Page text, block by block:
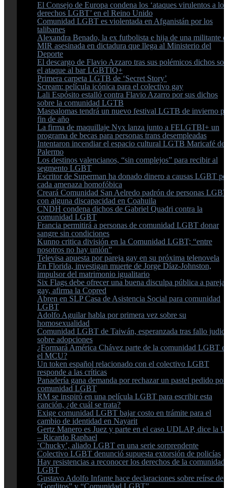
El Consejo de Europa condena los ‘ataques virulentos a los
derechos LGBT’ en el Reino Unido
Comunidad LGBT es violentada en Afganistán por los
talibanes
Alexandra Benado, la ex futbolista e hija de una militante
MIR asesinada en dictadura que llega al Ministerio del
Deporte
El descargo de Flavio Azzaro tras sus polémicos dichos
el ataque al bar LGBTIQ+
Primera carpeta LGTB de ‘Secret Story’
Scream: película icónica para el colectivo gay
Lali Espósito estalló contra Flavio Azarro por sus dichos
sobre la comunidad LGTB
Maspalomas tendrá un nuevo festival LGTB de invierno
fin de año
La firma de maquillaje Nyx lanza junto a FELGTBI+ un
programa de becas para personas trans desempleadas
Intentaron incendiar el espacio cultural LGTB Maricafé de
Palermo
Los destinos valencianos, “sin complejos” para recibir al
segmento LGBT
Escritor de Superman ha donado dinero a causas LGBT
cada amenaza homofóbica
Creará Comunidad San Aelredo padrón de personas LGBT
con alguna discapacidad en Coahuila
CNDH condena dichos de Gabriel Quadri contra la
comunidad LGBT
Francia permitirá a personas de comunidad LGBT donar
sangre sin condiciones
Kunno critica división en la Comunidad LGBT; “entre
nosotros no hay unión”
Televisa apuesta por pareja gay en su próxima telenovela
En Florida, investigan muerte de Jorge Díaz-Johnston,
impulsor del matrimonio igualitario
Six Flags debe ofrecer una buena disculpa pública a pareja
gay, afirma la Copred
Abren en SLP Casa de Asistencia Social para comunidad
LGBT
Adolfo Aguilar habla por primera vez sobre su
homosexualidad
Comunidad LGBT de Taiwán, esperanzada tras fallo
sobre adopciones
¿Formará América Chávez parte de la comunidad LGBT
el MCU?
Un token español relacionado con el colectivo LGBT
responde a las críticas
Panadería gana demanda por rechazar un pastel pedido por
comunidad LGBT
RM se inspiró en una película LGBT para escribir esta
canción, ¿de cuál se trata?
Exige comunidad LGBT bajar costo en trámite para el
cambio de identidad en Nayarit
Gertz Manero es Juez y parte en el caso UDLAP, dice la
– Ricardo Raphael
‘Chucky’, aliado LGBT en una serie sorprendente
Colectivo LGBT denunció supuesta extorsión de policías
Hay resistencias a reconocer los derechos de la comunidad
LGBT
Gustavo Adolfo Infante hace declaraciones sobre reírse de
“Gorditos” y “Comunidad LGBT”